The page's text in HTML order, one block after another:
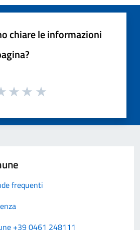
chiare le informazioni
frequenti
+39 0461 248111